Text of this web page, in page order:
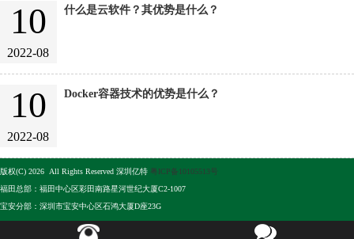
10
2022-08
什么是云软件？其优势是什么？
10
2022-08
Docker容器技术的优势是什么？
版权(C) 2026 All Rights Reserved 深圳亿特 粤ICP备10105513号
福田总部：福田中心区彩田南路星河世纪大厦C2-1007
宝安分部：深圳市宝安中心区石鸿大厦D座23G